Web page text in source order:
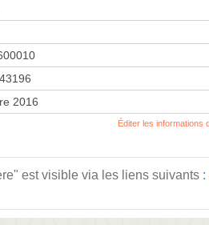
2016
Éditer les informations
est visible via les liens suivants :